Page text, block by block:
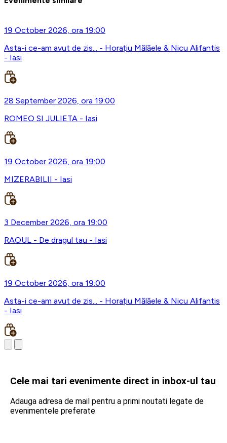
19 October 2026, ora 19:00
Asta-i ce-am avut de zis... - Horațiu Mălăele & Nicu Alifantis
- Iasi
28 September 2026, ora 19:00
ROMEO SI JULIETA - Iasi
19 October 2026, ora 19:00
MIZERABILII - Iasi
3 December 2026, ora 19:00
RAOUL - De dragul tau - Iasi
19 October 2026, ora 19:00
Asta-i ce-am avut de zis... - Horațiu Mălăele & Nicu Alifantis
- Iasi
Cele mai tari evenimente direct in inbox-ul tau
Adauga adresa de mail pentru a primi noutati legate de
evenimentele preferate